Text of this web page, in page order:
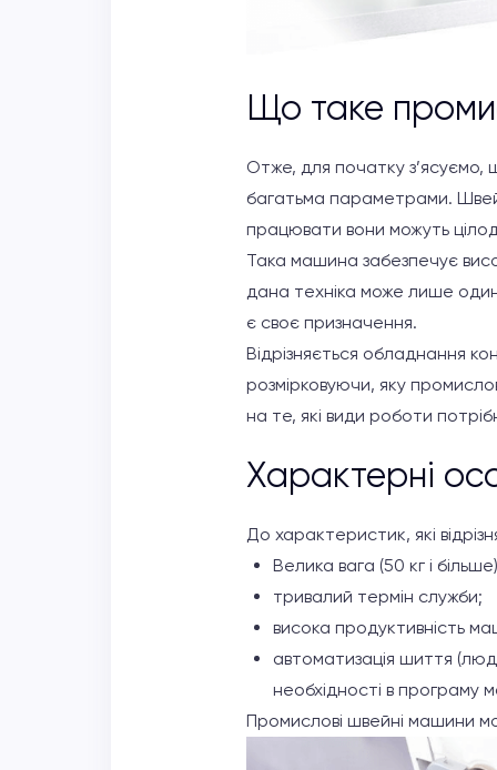
Що таке
Отже, для початку з’ясуємо,
багатьма параметрами.
працювати вони можуть
Така машина забезпечує
дана техніка може лише один
є своє призначення.
Відрізняється обладнання
розмірковуючи, яку
на те, які види роботи
Характерні
До характеристик, які
Велика вага (50 кг і
тривалий термін служби;
висока продуктивність
автоматизація шиття
необхідності в програму
Промислові швейні машини